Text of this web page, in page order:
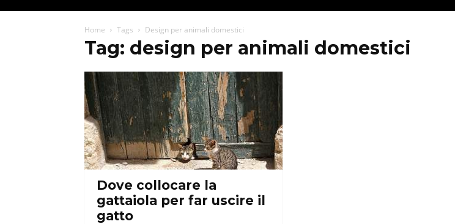
Home Tags Design per animali domestici
Tag: design per animali domestici
Dove collocare la
gattaiola per far uscire il
gatto